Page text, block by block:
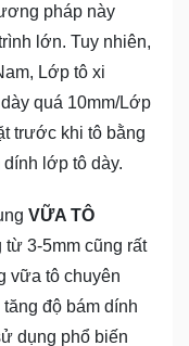
pháp này
lớn. Tuy nhiên,
Lớp tô xi
quá 10mm/Lớp
trước khi tô bằng
lớp tô dày.
VỮA TÔ
từ 3-5mm cũng rất
vữa tô chuyên
độ bám dính
dụng phổ biến